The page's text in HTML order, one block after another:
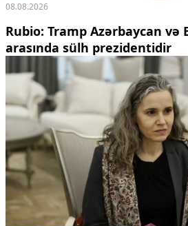
08.08.2026
Rubio: Tramp Azərbaycan və
arasında sülh prezidentidir